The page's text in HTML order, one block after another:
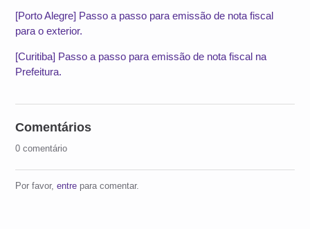
[Porto Alegre] Passo a passo para emissão de nota fiscal
para o exterior.
[Curitiba] Passo a passo para emissão de nota fiscal na
Prefeitura.
Comentários
0 comentário
Por favor,entre para comentar.